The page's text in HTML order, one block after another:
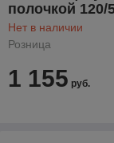
полочкой 120/
Нет в наличии
Розница
1 155 руб.